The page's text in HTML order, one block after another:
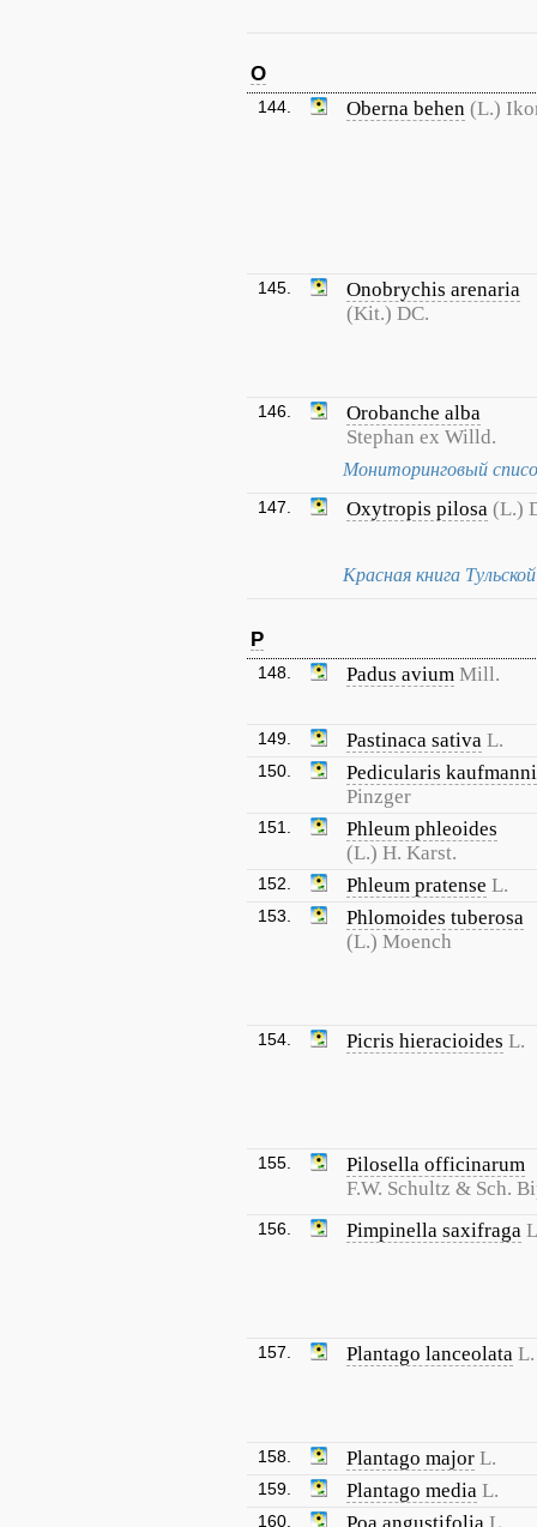
O
144. Oberna behen (L.)
145.
Onobrychis arenaria
(Kit.) DC.
146.
Orobanche alba
Stephan ex Willd.
Мониторинговый
147. Oxytropis pilosa (L.)
Красная книга
P
148. Padus avium Mill.
149. Pastinaca sativa L.
150.
Pedicularis
Pinzger
151.
Phleum phleoides
(L.) H. Karst.
152. Phleum pratense L.
153.
Phlomoides tuberosa
(L.) Moench
154. Picris hieracioides L.
155.
Pilosella officinarum
F.W. Schultz & Sch.
156. Pimpinella saxifraga
157. Plantago lanceolata L.
158. Plantago major L.
159. Plantago media L.
160.